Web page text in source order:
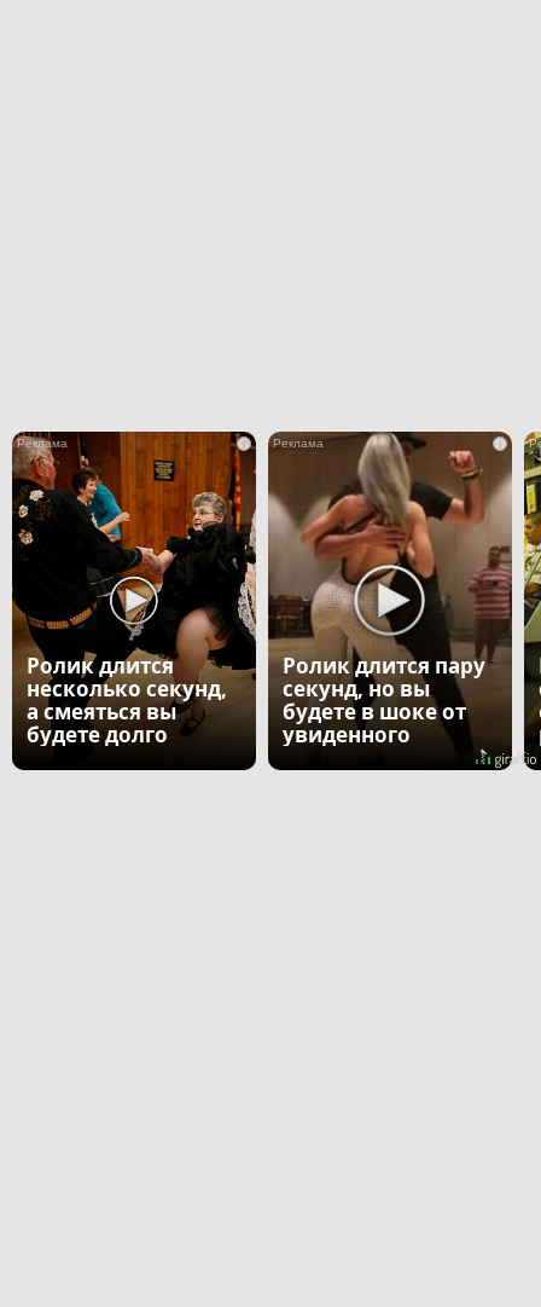
i
Ролик длится
несколько секунд,
а смеяться вы
будете долго
i
Ролик длится пару
секунд, но вы
будете в шоке от
увиденного